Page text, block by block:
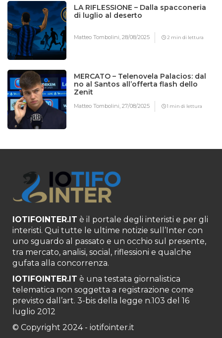
LA RIFLESSIONE – Dalla spacconeria
di luglio al deserto
Matteo Tombolini,28/08/2025 2 min di lettura
MERCATO – Telenovela Palacios: dal
no al Santos all’offerta flash dello
Zenit
Matteo Tombolini,27/08/2025 1 min di lettura
IOTIFOINTER.IT è il portale degli interisti e per gli
interisti. Qui tutte le ultime notizie sull’Inter con
uno sguardo al passato e un occhio sul presente,
tra mercato, analisi, social, riflessioni e qualche
gufata alla concorrenza.
IOTIFOINTER.IT è una testata giornalistica
telematica non soggetta a registrazione come
previsto dall’art. 3-bis della legge n.103 del 16
luglio 2012
© Copyright 2024 - iotifointer.it